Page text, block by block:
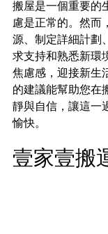
搬屋是一個重要的
慮是正常的。然而
源、制定詳細計劃
求支持和熟悉新環
焦慮感，迎接新生
的建議能幫助您在
靜與自信，讓這一
愉快。
壹家壹搬